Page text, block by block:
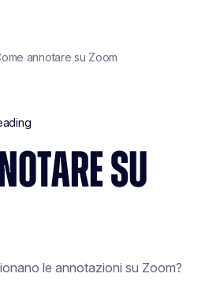
annotare su Zoom
SU
le annotazioni su Zoom?